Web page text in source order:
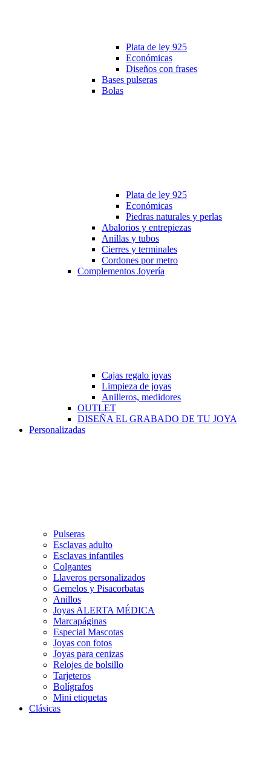
Plata de ley 925
Económicas
Diseños con frases
Bases pulseras
Bolas
Plata de ley 925
Económicas
Piedras naturales y perlas
Abalorios y entrepiezas
Anillas y tubos
Cierres y terminales
Cordones por metro
Complementos Joyería
Cajas regalo joyas
Limpieza de joyas
Anilleros, medidores
OUTLET
DISEÑA EL GRABADO DE TU JOYA
Personalizadas
Pulseras
Esclavas adulto
Esclavas infantiles
Colgantes
Llaveros personalizados
Gemelos y Pisacorbatas
Anillos
Joyas ALERTA MÉDICA
Marcapáginas
Especial Mascotas
Joyas con fotos
Joyas para cenizas
Relojes de bolsillo
Tarjeteros
Bolígrafos
Mini etiquetas
Clásicas